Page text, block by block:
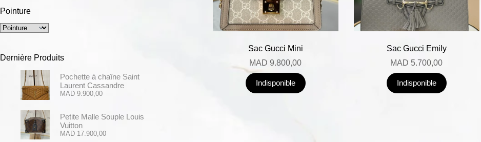
Sac Gucci Mini
MAD 9.800,00
Indisponible
Sac Gucci Emily
MAD 5.700,00
Indisponible
Pointure
Dernière Produits
Pochette à chaîne Saint
Laurent Cassandre
MAD 9.900,00
Petite Malle Souple Louis
Vuitton
MAD 17.900,00